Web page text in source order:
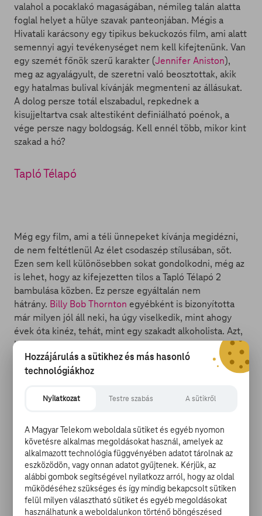
valahol a pocaklakó magaságában, némileg talán alatta
foglal helyet a hülye szavak panteonjában. Mégis a
Hivatali karácsony egy tipikus bekuckozós film, ami alatt
semennyi agyi tevékenységet nem kell kifejtenünk. Van
egy szemét főnök szerű karakter (Jennifer Aniston),
meg az agyalágyult, de szeretni való beosztottak, akik
egy hatalmas bulival kívánják megmenteni az állásukat.
A dolog persze totál elszabadul, repkednek a
kisujjeltartva csak altestiként definiálható poénok, a
vége persze nagy boldogság. Kell ennél több, mikor kint
szakad a hó?
Tapló Télapó
Még egy film, ami a téli ünnepeket kívánja megidézni,
de nem feltétlenül Az élet csodaszép stílusában, sőt.
Ezen sem kell különösebben sokat gondolkodni, még az
is lehet, hogy az kifejezetten tilos a Tapló Télapó 2
bambulása közben. Ez persze egyáltalán nem
hátrány. Billy Bob Thornton egyébként is bizonyította
már milyen jól áll neki, ha úgy viselkedik, mint ahogy
évek óta kinéz, tehát, mint egy szakadt alkoholista. Azt,
hogy ezt egy mikulás jelmezben teszi pedig annál jobb.
Mire a Tapló télapó 2 véget ér talán meg is száradunk
kicsit.
Hóember
Nyomozós nyomasztás a hóban. Sikeres skandináv író
tollából, sikeres színésszel a főszerepben (Michael
Fassbender) sikerült egy nem túl jó filmet csinálni.
Micsoda, hogy ez egy ajánló és azt kéne mondanom,
Hozzájárulás a sütikhez és más hasonló
technológiákhoz
Nyilatkozat Testre szabás A sütikről
A Magyar Telekom weboldala sütiket és egyéb nyomon
követésre alkalmas megoldásokat használ, amelyek az
alkalmazott technológia függvényében adatot tárolnak az
eszközödön, vagy onnan adatot gyűjtenek. Kérjük, az
alábbi gombok segítségével nyilatkozz arról, hogy az oldal
működéséhez szükséges és így mindig bekapcsolt sütiken
felül milyen választható sütiket és egyéb megoldásokat
használhatunk a weboldalunkon történő böngészésed